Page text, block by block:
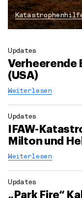
Updates
Verheerende
(USA)
Weiterlesen
Updates
IFAW-
Milton und
Weiterlesen
Updates
„Park Fire“